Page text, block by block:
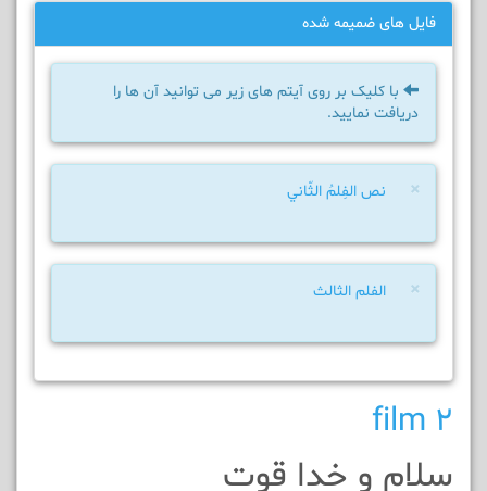
فایل های ضمیمه شده
با کلیک بر روی آیتم های زیر می توانید آن ها را
دریافت نمایید.
× نص الفِلمُ الثّاني
× الفلم الثالث
film 2
سلام و خدا قوت